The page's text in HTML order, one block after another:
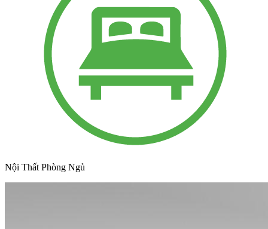
Nội Thất Phòng Ngủ